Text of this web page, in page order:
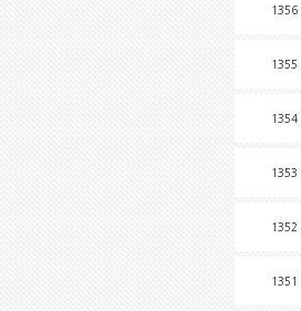
1356
1355
1354
1353
1352
1351